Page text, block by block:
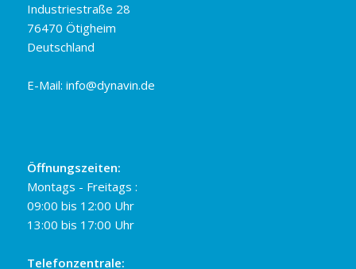
Industriestraße 28
76470 Ötigheim
Deutschland
E-Mail: info@dynavin.de
Öffnungszeiten:
Montags - Freitags :
09:00 bis 12:00 Uhr
13:00 bis 17:00 Uhr
Telefonzentrale: